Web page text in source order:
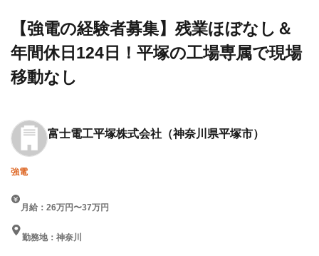
【強電の経験者募集】残業ほぼなし＆
年間休日124日！平塚の工場専属で現場
移動なし
富士電工平塚株式会社 （神奈川県平塚市）
強電
月給：26万円〜37万円
勤務地：神奈川